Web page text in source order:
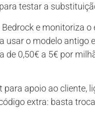
testar a
e monitoriza
usar o modelo antigo
de 0,50€ a 5€ por
apoio ao cliente,
extra: basta